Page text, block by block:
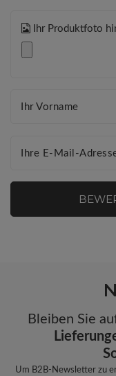
Ihr Produktfoto
Ihr Vorname
Ihre E-Mail-
Bleiben Sie
Um B2B-Newsletter zu